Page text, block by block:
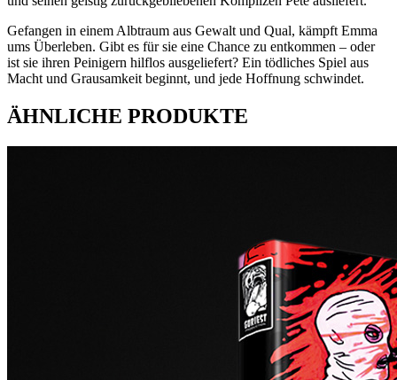
Gefangen in einem Albtraum aus Gewalt und Qual, kämpft Emma
ums Überleben. Gibt es für sie eine Chance zu entkommen – oder
ist sie ihren Peinigern hilflos ausgeliefert? Ein tödliches Spiel aus
Macht und Grausamkeit beginnt, und jede Hoffnung schwindet.
ÄHNLICHE PRODUKTE